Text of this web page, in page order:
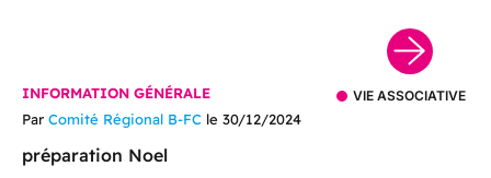
INFORMATION GÉNÉRALE VIE ASSOCIATIVE
Par Comité Régional B-FC le 30/12/2024
préparation Noel